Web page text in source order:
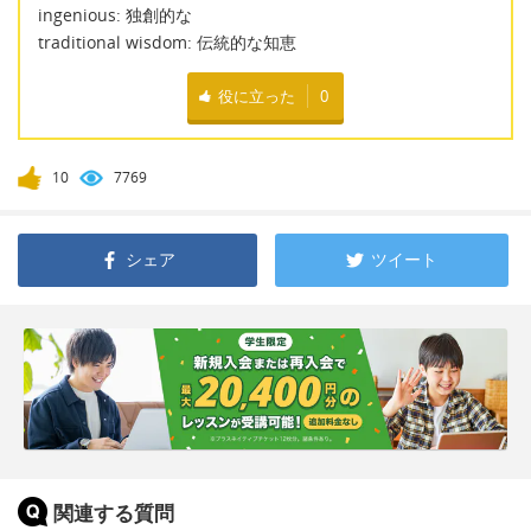
ingenious: 独創的な
traditional wisdom: 伝統的な知恵
役に立った 0
10 7769
シェア ツイート
関連する質問